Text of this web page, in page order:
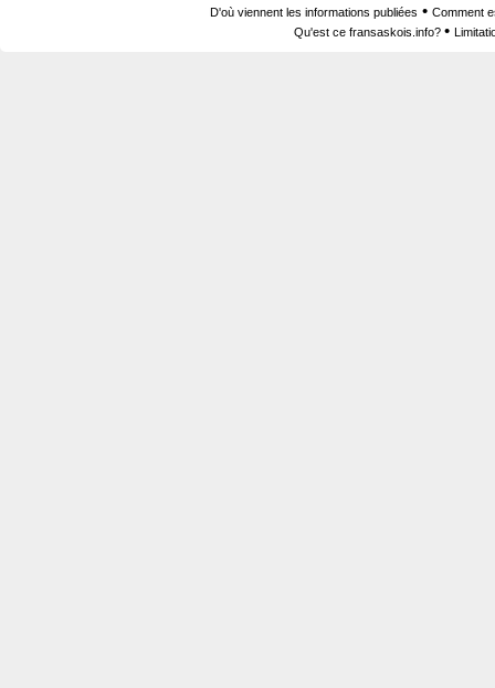
D'où viennent les informations publiées • Comment
Qu'est ce fransaskois.info? •